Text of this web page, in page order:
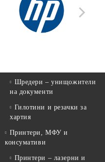
Шредери – унищожители
на документи
Гилотини и резачки за
хартия
Принтери, МФУ и
консумативи
Принтери – лазерни и